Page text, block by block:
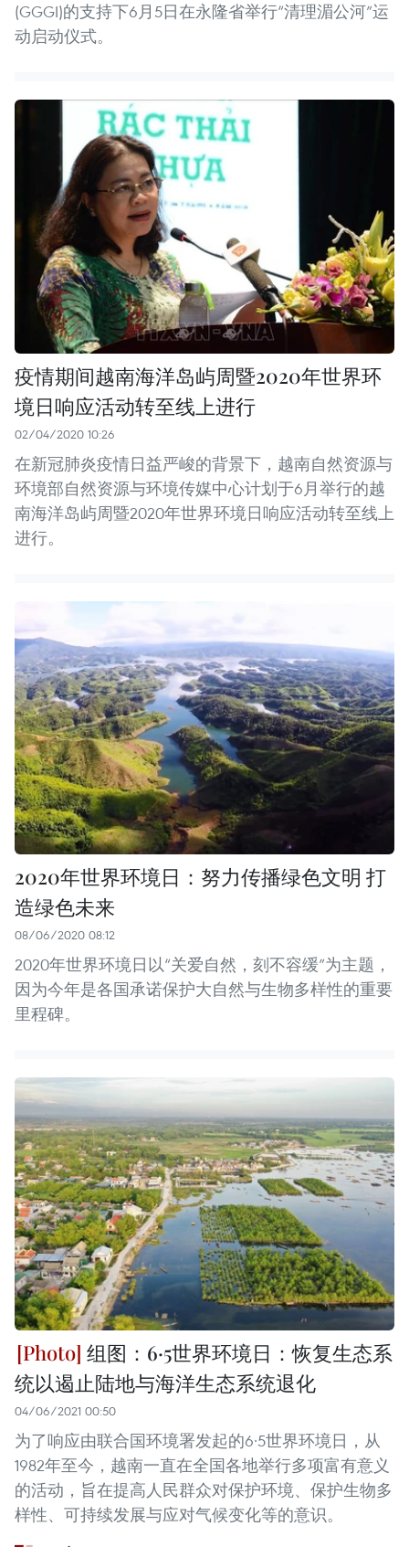
(GGGI)的支持下6月5日在永隆省举行“清理湄公河”运
动启动仪式。
疫情期间越南海洋岛屿周暨2020年世界环
境日响应活动转至线上进行
02/04/2020 10:26
在新冠肺炎疫情日益严峻的背景下，越南自然资源与
环境部自然资源与环境传媒中心计划于6月举行的越
南海洋岛屿周暨2020年世界环境日响应活动转至线上
进行。
2020年世界环境日：努力传播绿色文明 打
造绿色未来
08/06/2020 08:12
2020年世界环境日以“关爱自然，刻不容缓”为主题，
因为今年是各国承诺保护大自然与生物多样性的重要
里程碑。
组图：6·5世界环境日：恢复生态系
统以遏止陆地与海洋生态系统退化
04/06/2021 00:50
为了响应由联合国环境署发起的6·5世界环境日，从
1982年至今，越南一直在全国各地举行多项富有意义
的活动，旨在提高人民群众对保护环境、保护生物多
样性、可持续发展与应对气候变化等的意识。